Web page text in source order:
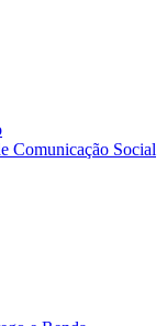
Comunicação Social